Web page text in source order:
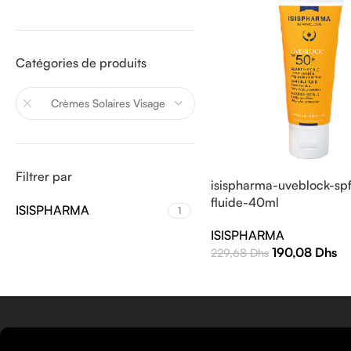
Catégories de produits
Crèmes Solaires Visage
Filtrer par
ISISPHARMA 1
isispharma-uveblock-
fluide-40ml
ISISPHARMA
229,68Dhs 190,08 Dhs